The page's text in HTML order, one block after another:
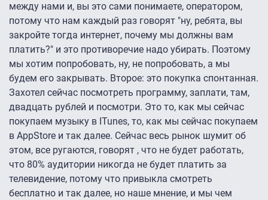
между нами и, вы это сами понимаете, оператором,
потому что нам каждый раз говорят "ну, ребята, вы
закройте тогда интернет, почему мы должны вам
платить?" и это противоречие надо убирать. Поэтому
мы хотим попробовать, ну, не попробовать, а мы
будем его закрывать. Второе: это покупка спонтанная.
Захотел сейчас посмотреть программу, заплати, там,
двадцать рублей и посмотри. Это то, как мы сейчас
покупаем музыку в ITunes, то, как мы сейчас покупаем
в AppStore и так далее. Cейчас весь рынок шумит об
этом, все ругаются, говорят , что не будет работать,
что 80% аудитории никогда не будет платить за
телевидение, потому что привыкла смотреть
бесплатно и так далее, но наше мнение, и мы чем